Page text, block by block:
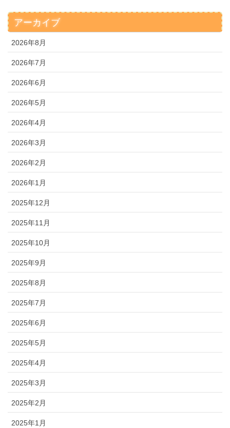
アーカイブ
2026年8月
2026年7月
2026年6月
2026年5月
2026年4月
2026年3月
2026年2月
2026年1月
2025年12月
2025年11月
2025年10月
2025年9月
2025年8月
2025年7月
2025年6月
2025年5月
2025年4月
2025年3月
2025年2月
2025年1月